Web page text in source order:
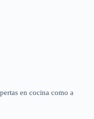
en cocina como a